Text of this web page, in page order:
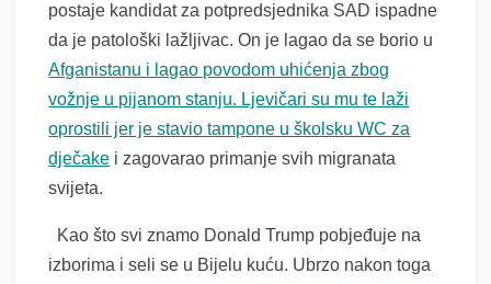
postaje kandidat za potpredsjednika SAD ispadne
da je patološki lažljivac. On je lagao da se borio u
Afganistanu i lagao povodom uhićenja zbog
vožnje u pijanom stanju. Ljevičari su mu te laži
oprostili jer je stavio tampone u školsku WC za
dječake i zagovarao primanje svih migranata
svijeta.
Kao što svi znamo Donald Trump pobjeđuje na
izborima i seli se u Bijelu kuću. Ubrzo nakon toga